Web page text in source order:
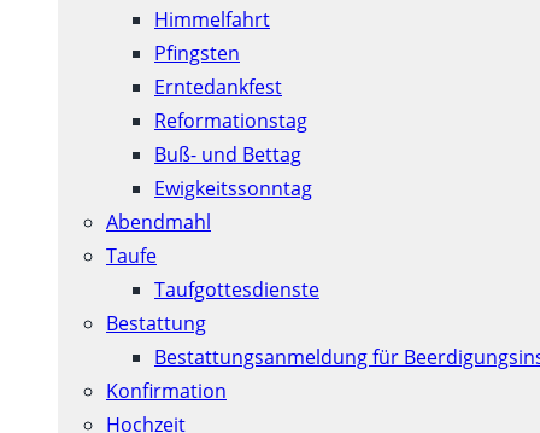
Himmelfahrt
Pfingsten
Erntedankfest
Reformationstag
Buß- und Bettag
Ewigkeitssonntag
Abendmahl
Taufe
Taufgottesdienste
Bestattung
Bestattungsanmeldung für
Konfirmation
Hochzeit